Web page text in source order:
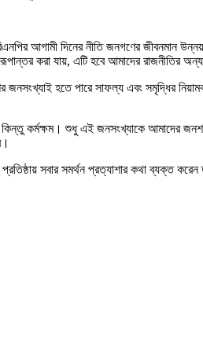
আগামী দিনের নীতি জনগণের জীবনমান
করা যায়, এটি হবে আমাদের রাজনীতির
জনসংখ্যাই হতে পারে সাফল্য এবং সমৃদ্ধির
কিন্তু কর্মক্ষম। শুধু এই জনসংখ্যাকে আমাদের
সবার সমর্থন প্রত্যাশার কথা ব্যক্ত করেন